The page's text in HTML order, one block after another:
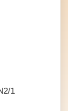
1